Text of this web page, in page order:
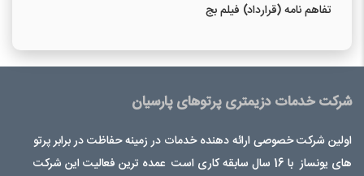
تفاهم نامه (قرارداد) فیلم بج
شرکت خدمات دزیمتری پرتوهای پارسیان
اولین شرکت خصوصی ارائه دهنده خدمات در زمینه حفاظت در برابر پرتو
های یونساز با 16 سال سابقه کاری است عمده ترین فعالیت این شرکت